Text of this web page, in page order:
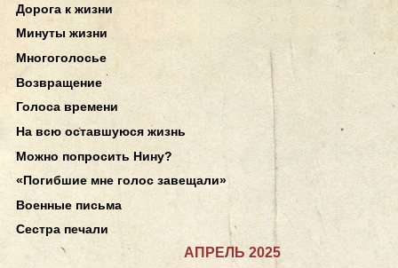
Дорога к жизни
Минуты жизни
Многоголосье
Возвращение
Голоса времени
На всю оставшуюся жизнь
Можно попросить Нину?
«Погибшие мне голос завещали»
Военные письма
Сестра печали
АПРЕЛЬ 2025